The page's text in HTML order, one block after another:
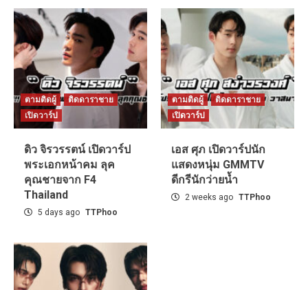
ตามติดผู้
ติดดาราชาย
เปิดวาร์ป
ดิว จิรวรรตน์ เปิดวาร์ป
พระเอกหน้าคม ลุค
คุณชายจาก F4
Thailand
5 days ago TTPhoo
ตามติดผู้
ติดดาราชาย
เปิดวาร์ป
เอส ศุภ เปิดวาร์ปนัก
แสดงหนุ่ม GMMTV
ดีกรีนักว่ายน้ำ
2 weeks ago TTPhoo